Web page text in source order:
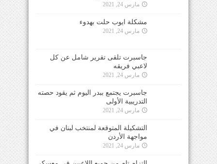
مارس 24, 2021
مشكلة ايوب حلت بهدوء
مارس 24, 2021
جاسبرت تلقى تقرير شامل عن كل
لاعبي فريقه
مارس 24, 2021
جاسبرت يجتمع ببدر اليوم ثم يقود حصته
التدريبية الأولى
مارس 24, 2021
التشكيلة المتوقعة لمنتخب لبنان في
مواجهة الأردن
مارس 24, 2021